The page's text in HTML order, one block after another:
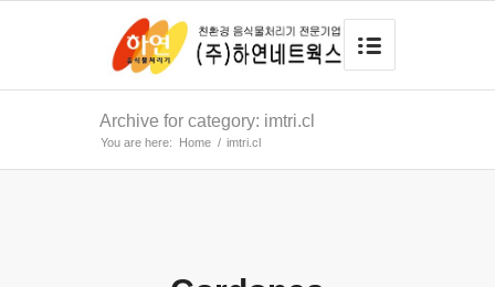
Archive for category: imtri.cl
You are here: Home / imtri.cl